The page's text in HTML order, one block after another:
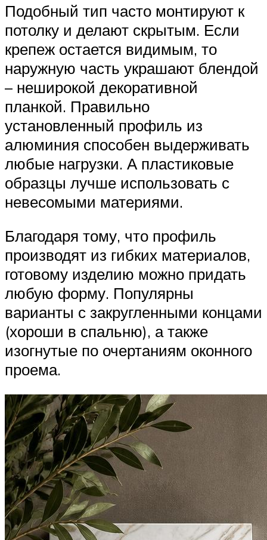
Подобный тип часто монтируют к
потолку и делают скрытым. Если
крепеж остается видимым, то
наружную часть украшают блендой
– неширокой декоративной
планкой. Правильно
установленный профиль из
алюминия способен выдерживать
любые нагрузки. А пластиковые
образцы лучше использовать с
невесомыми материями.
Благодаря тому, что профиль
производят из гибких материалов,
готовому изделию можно придать
любую форму. Популярны
варианты с закругленными концами
(хороши в спальню), а также
изогнутые по очертаниям оконного
проема.